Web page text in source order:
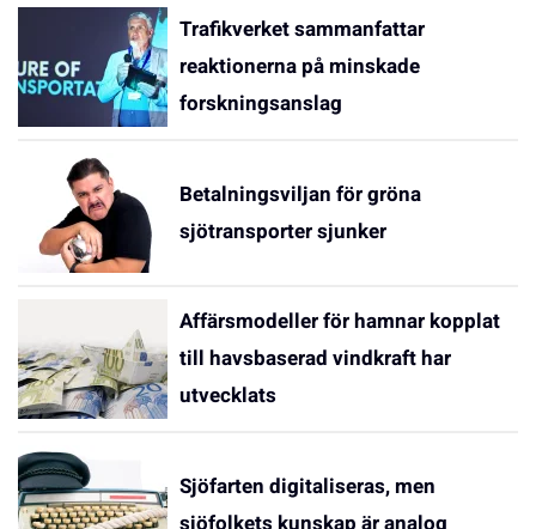
Trafikverket sammanfattar
reaktionerna på minskade
forskningsanslag
Betalningsviljan för gröna
sjötransporter sjunker
Affärsmodeller för hamnar kopplat
till havsbaserad vindkraft har
utvecklats
Sjöfarten digitaliseras, men